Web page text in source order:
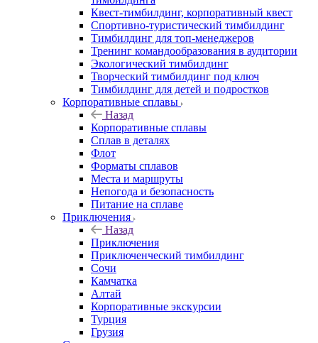
Квест-тимбилдинг, корпоративный квест
Спортивно-туристический тимбилдинг
Тимбилдинг для топ-менеджеров
Тренинг командообразования в аудитории
Экологический тимбилдинг
Творческий тимбилдинг под ключ
Тимбилдинг для детей и подростков
Корпоративные сплавы
Назад
Корпоративные сплавы
Сплав в деталях
Флот
Форматы сплавов
Места и маршруты
Непогода и безопасность
Питание на сплаве
Приключения
Назад
Приключения
Приключенческий тимбилдинг
Сочи
Камчатка
Алтай
Корпоративные экскурсии
Турция
Грузия